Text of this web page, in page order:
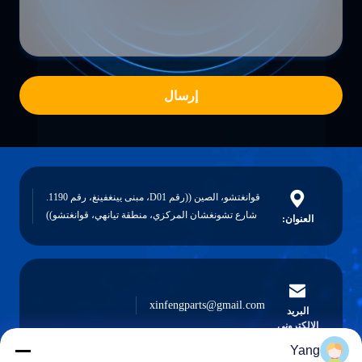
إرسال
العنوان:
قوانغتشو، الصين ((رقم D01، مبنى يينغفينغ، رقم 1190.
شارع تشونغشان المركزي، منطقة تيانهي، قوانغتشو))
البريد
الإلكتروني
xinfengparts@gmail.com
Yang